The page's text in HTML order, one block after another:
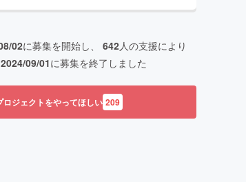
02に募集を開始し、 642人の支援により
2024/09/01に募集を終了しました
ロジェクトをやってほしい 209